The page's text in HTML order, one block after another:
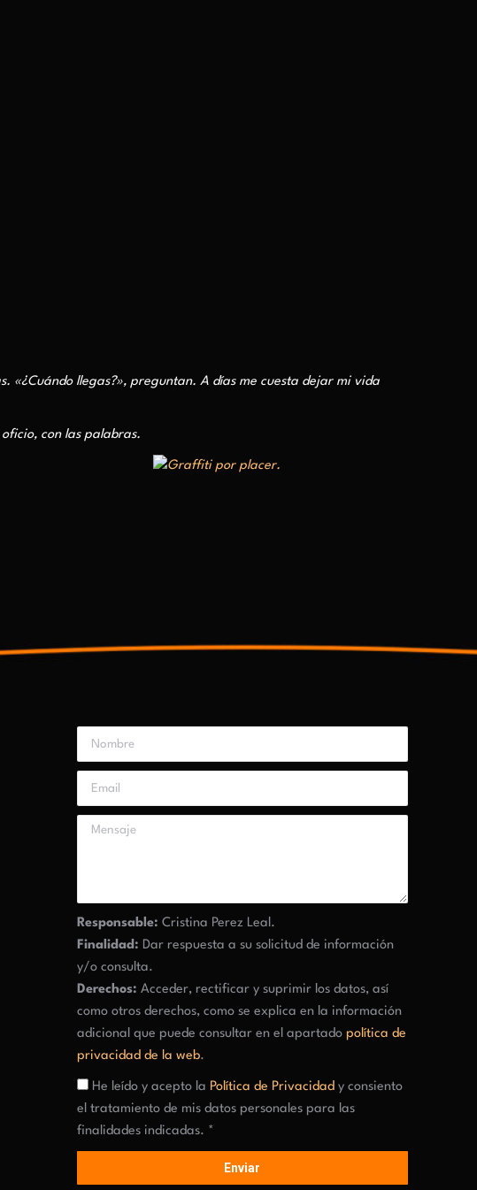
«¿Cuándo llegas?», preguntan. A días me cuesta dejar mi vida
con las palabras.
Responsable: Cristina Perez Leal.
Finalidad: Dar respuesta a su solicitud de información
y/o consulta.
Derechos: Acceder, rectificar y suprimir los datos, así
como otros derechos, como se explica en la información
adicional que puede consultar en el apartadopolítica de
privacidad de la web.
He leído y acepto la Política de Privacidad y consiento
el tratamiento de mis datos personales para las
finalidades indicadas. *
Enviar